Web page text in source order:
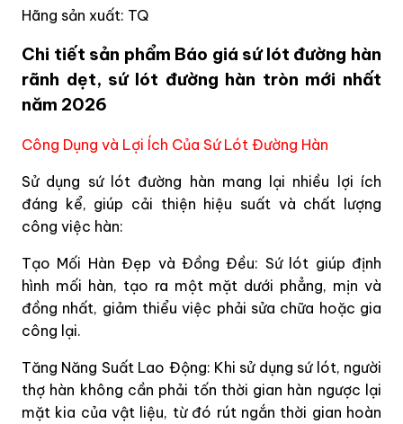
Hãng sản xuất: TQ
Chi tiết sản phẩm Báo giá sứ lót đường hàn
rãnh dẹt, sứ lót đường hàn tròn mới nhất
năm 2026
Công Dụng và Lợi Ích Của Sứ Lót Đường Hàn
Sử dụng sứ lót đường hàn mang lại nhiều lợi ích
đáng kể, giúp cải thiện hiệu suất và chất lượng
công việc hàn:
Tạo Mối Hàn Đẹp và Đồng Đều: Sứ lót giúp định
hình mối hàn, tạo ra một mặt dưới phẳng, mịn và
đồng nhất, giảm thiểu việc phải sửa chữa hoặc gia
công lại.
Tăng Năng Suất Lao Động: Khi sử dụng sứ lót, người
thợ hàn không cần phải tốn thời gian hàn ngược lại
mặt kia của vật liệu, từ đó rút ngắn thời gian hoàn